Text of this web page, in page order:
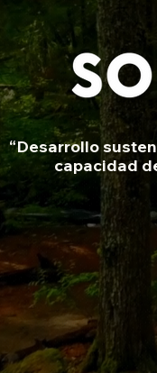
“Desarrollo
capacidad